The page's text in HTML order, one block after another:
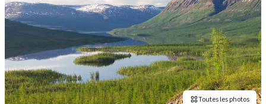
Toutes les photos